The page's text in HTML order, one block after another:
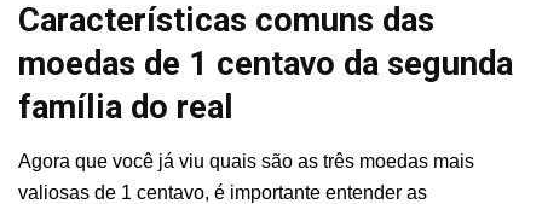
Características comuns das
moedas de 1 centavo da segunda
família do real
Agora que você já viu quais são as três moedas mais
valiosas de 1 centavo, é importante entender as